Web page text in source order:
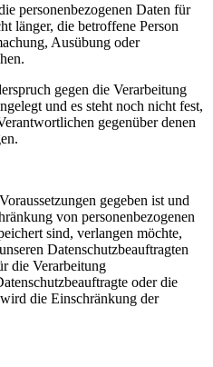
personenbezogenen Daten für
länger, die betroffene Person
Ausübung oder
gegen die Verarbeitung
und es steht noch nicht fest,
gegenüber denen
gegeben ist und
von personenbezogenen
sind, verlangen möchte,
Datenschutzbeauftragten
die Verarbeitung
oder die
die Einschränkung der